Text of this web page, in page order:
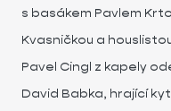
s basákem Pavlem
Kvasničkou a
Pavel Cingl z kapely
David Babka, hrající